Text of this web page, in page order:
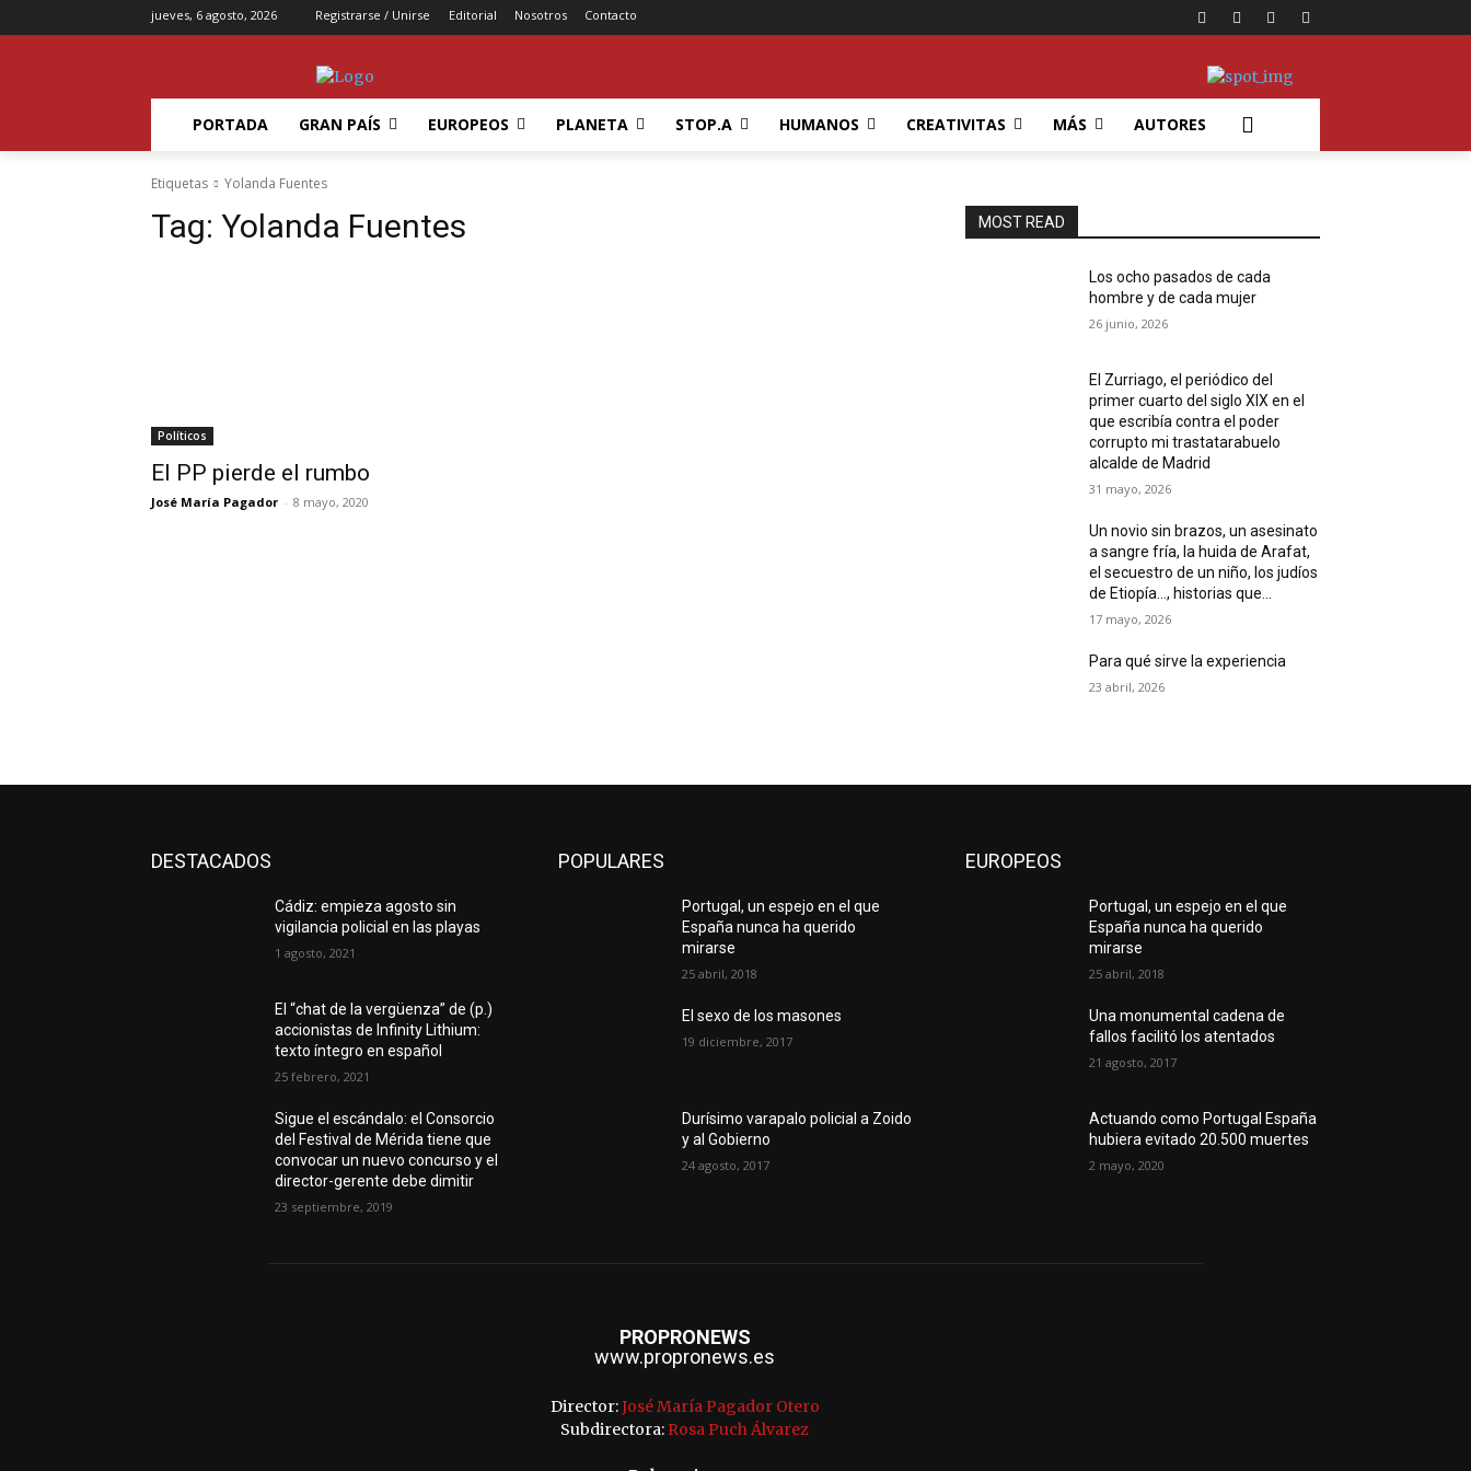
jueves, 6 agosto, 2026 Registrarse / Unirse Editorial Nosotros Contacto
PORTADA GRAN PAÍS EUROPEOS PLANETA STOP.A HUMANOS CREATIVITAS MÁS AUTORES
Etiquetas Yolanda Fuentes
Tag: Yolanda Fuentes
Políticos
El PP pierde el rumbo
José María Pagador - 8 mayo, 2020
MOST READ
Los ocho pasados de cada
hombre y de cada mujer
26 junio, 2026
El Zurriago, el periódico del
primer cuarto del siglo XIX en el
que escribía contra el poder
corrupto mi trastatarabuelo
alcalde de Madrid
31 mayo, 2026
Un novio sin brazos, un asesinato
a sangre fría, la huida de Arafat,
el secuestro de un niño, los judíos
de Etiopía…, historias que...
17 mayo, 2026
Para qué sirve la experiencia
23 abril, 2026
DESTACADOS
Cádiz: empieza agosto sin
vigilancia policial en las playas
1 agosto, 2021
El “chat de la vergüenza” de (p.)
accionistas de Infinity Lithium:
texto íntegro en español
25 febrero, 2021
Sigue el escándalo: el Consorcio
del Festival de Mérida tiene que
convocar un nuevo concurso y el
director-gerente debe dimitir
23 septiembre, 2019
POPULARES
Portugal, un espejo en el que
España nunca ha querido
mirarse
25 abril, 2018
El sexo de los masones
19 diciembre, 2017
Durísimo varapalo policial a Zoido
y al Gobierno
24 agosto, 2017
EUROPEOS
Portugal, un espejo en el que
España nunca ha querido
mirarse
25 abril, 2018
Una monumental cadena de
fallos facilitó los atentados
21 agosto, 2017
Actuando como Portugal España
hubiera evitado 20.500 muertes
2 mayo, 2020
PROPRONEWS
www.propronews.es
Director:José María Pagador Otero
Subdirectora: Rosa Puch Álvarez